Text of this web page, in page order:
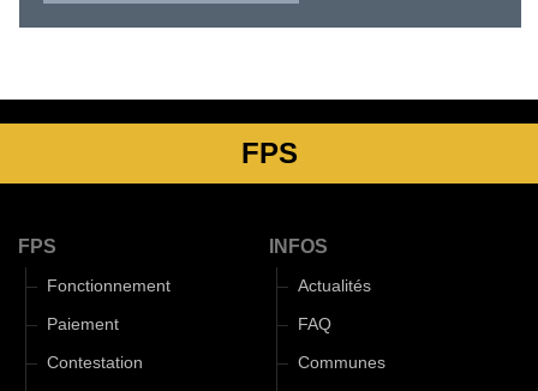
FPS
FPS
Fonctionnement
Paiement
Contestation
INFOS
Actualités
FAQ
Communes